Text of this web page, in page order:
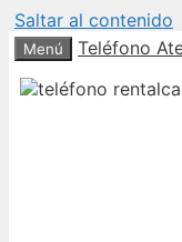
Saltar al contenido
Menú Teléfono